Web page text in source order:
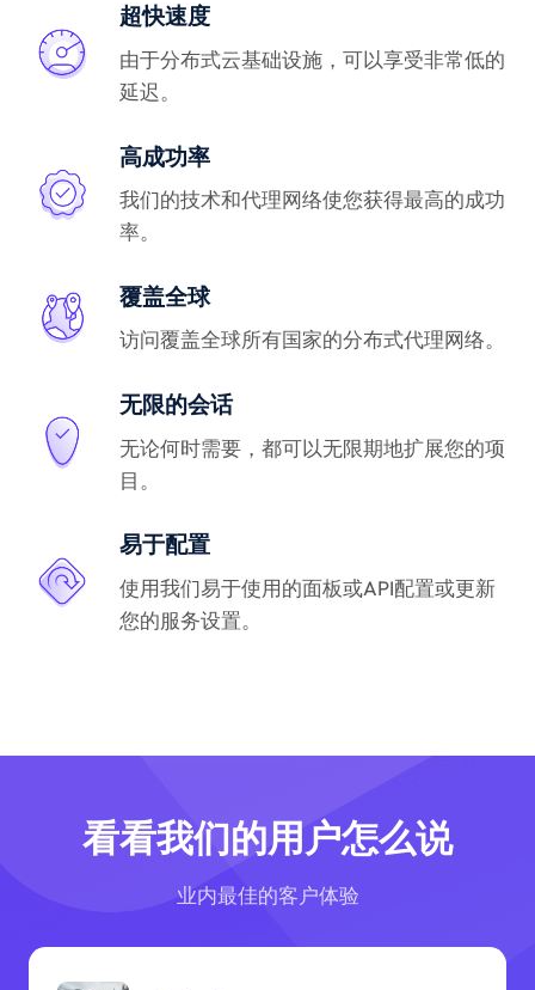
超快速度
由于分布式云基础设施，可以享受非常低的
延迟。
高成功率
我们的技术和代理网络使您获得最高的成功
率。
覆盖全球
访问覆盖全球所有国家的分布式代理网络。
无限的会话
无论何时需要，都可以无限期地扩展您的项
目。
易于配置
使用我们易于使用的面板或API配置或更新
您的服务设置。
看看我们的用户怎么说
业内最佳的客户体验